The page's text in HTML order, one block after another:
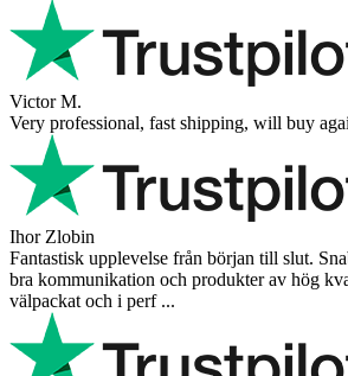
Victor M.
Very professional, fast shipping, will buy
Ihor Zlobin
Fantastisk upplevelse från början till slut.
bra kommunikation och produkter av hög
välpackat och i perf ...